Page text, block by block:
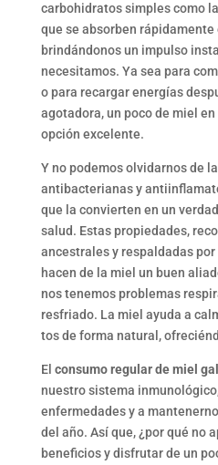
carbohidratos simples como
que se absorben
brindándonos un impulso
necesitamos. Ya sea para
o para recargar energías
agotadora, un poco de miel
opción excelente.
Y no podemos olvidarnos de
antibacterianas y
que la convierten en un
salud. Estas propiedades,
ancestrales y respaldadas
hacen de la miel un buen
nos tenemos problemas
resfriado. La miel ayuda a
tos de forma natural,
El consumo regular de miel
nuestro sistema
enfermedades y a
del año. Así que, ¿por qué no
beneficios y disfrutar de un